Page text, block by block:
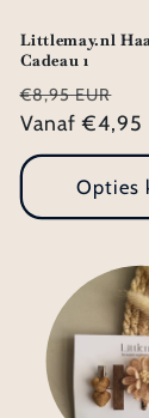
Littlemay.nl
Cadeau 1
Normale
prijs
€8,95 EUR
Vanaf €4,95
Opties